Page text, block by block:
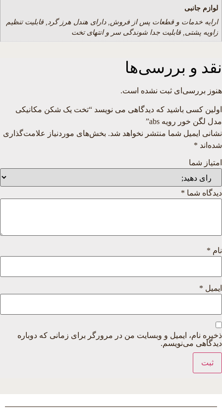
لوازم جانبی
ارایه خدمات و قطعات پس از فروش, دارای هندل هرز گرد, قابلیت تنظیم
زاویه پشتی, قابلیت جدا شوندگی سر و انتهای تخت
نقد و بررسی‌ها
هنوز بررسی‌ای ثبت نشده است.
اولین کسی باشید که دیدگاهی می نویسد “تخت یک شکن مکانیکی
مدل لگن خور رويه abs”
نشانی ایمیل شما منتشر نخواهد شد. بخش‌های موردنیاز علامت‌گذاری
شده‌اند *
امتیاز شما
دیدگاه شما *
نام *
ایمیل *
ذخیره نام، ایمیل و وبسایت من در مرورگر برای زمانی که دوباره
دیدگاهی می‌نویسم.